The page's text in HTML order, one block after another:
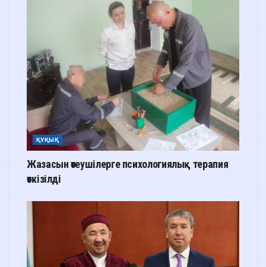
ҚҰҚЫҚ
Жазасын өтеушілерге психологиялық терапия
өткізілді